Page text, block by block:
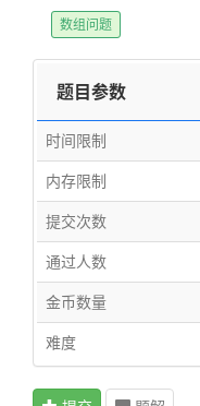
数组问题
题目参数
时间限制
内存限制
提交次数
通过人数
金币数量
难度